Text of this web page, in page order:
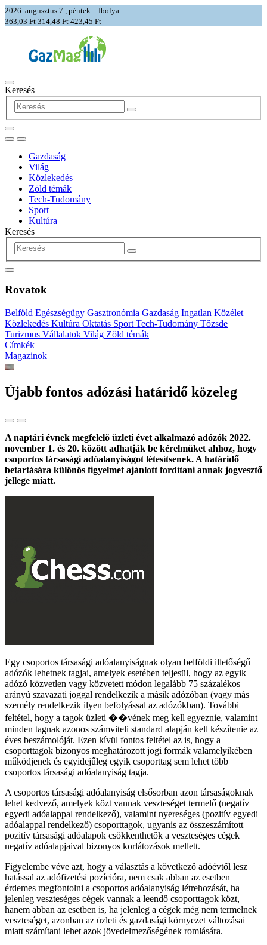
2026. augusztus 7., péntek – Ibolya
363,03 Ft 314,48 Ft 423,45 Ft
Keresés
Gazdaság
Világ
Közlekedés
Zöld témák
Tech-Tudomány
Sport
Kultúra
Keresés
Rovatok
Belföld Egészségügy Gasztronómia Gazdaság Ingatlan Közélet
Közlekedés Kultúra Oktatás Sport Tech-Tudomány Tőzsde
Turizmus Vállalatok Világ Zöld témák
Címkék
Magazinok
Újabb fontos adózási határidő közeleg
A naptári évnek megfelelő üzleti évet alkalmazó adózók 2022.
november 1. és 20. között adhatják be kérelmüket ahhoz, hogy
csoportos társasági adóalanyiságot létesítsenek. A határidő
betartására különös figyelmet ajánlott fordítani annak jogvesztő
jellege miatt.
Egy csoportos társasági adóalanyiságnak olyan belföldi illetőségű
adózók lehetnek tagjai, amelyek esetében teljesül, hogy az egyik
adózó közvetlen vagy közvetett módon legalább 75 százalékos
arányú szavazati joggal rendelkezik a másik adózóban (vagy más
személy rendelkezik ilyen befolyással az adózókban). További
feltétel, hogy a tagok üzleti ��vének meg kell egyeznie, valamint
minden tagnak azonos számviteli standard alapján kell készítenie az
éves beszámolóját. Ezen kívül fontos feltétel az is, hogy a
csoporttagok bizonyos meghatározott jogi formák valamelyikében
működjenek és egyidejűleg egyik csoporttag sem lehet több
csoportos társasági adóalanyiság tagja.
A csoportos társasági adóalanyiság elsősorban azon társaságoknak
lehet kedvező, amelyek közt vannak veszteséget termelő (negatív
egyedi adóalappal rendelkező), valamint nyereséges (pozitív egyedi
adóalappal rendelkező) csoporttagok, ugyanis az összeszámított
pozitív társasági adóalapok csökkenthetők a veszteséges cégek
negatív adóalapjaival bizonyos korlátozások mellett.
Figyelembe véve azt, hogy a választás a következő adóévtől lesz
hatással az adófizetési pozícióra, nem csak abban az esetben
érdemes megfontolni a csoportos adóalanyiság létrehozását, ha
jelenleg veszteséges cégek vannak a leendő csoporttagok közt,
hanem abban az esetben is, ha jelenleg a cégek még nem termelnek
veszteséget, azonban az üzleti és gazdasági környezet változásai
miatt számítani lehet azok jövedelmezőségének romlására.